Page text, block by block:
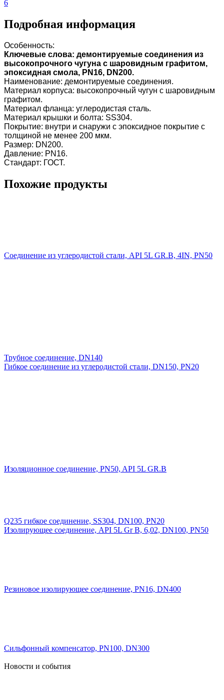
6
Подробная информация
Особенность:
Ключевые слова: демонтируемые соединения из
высокопрочного чугуна с шаровидным графитом,
эпоксидная смола, PN16, DN200.
Наименование: демонтируемые соединения.
Материал корпуса: высокопрочный чугун с шаровидным
графитом.
Материал фланца: углеродистая сталь.
Материал крышки и болта: SS304.
Покрытие: внутри и снаружи с эпоксидное покрытие с
толщиной не менее 200 мкм.
Размер: DN200.
Давление: PN16.
Стандарт: ГОСТ.
Похожие продукты
Соединение из углеродистой стали, API 5L GR.B, 4IN, PN50
Трубное соединение, DN140
Гибкое соединение из углеродистой стали, DN150, PN20
Изоляционное соединение, PN50, API 5L GR.B
Q235 гибкое соединение, SS304, DN100, PN20
Изолирующее соединение, API 5L Gr B, 6,02, DN100, PN50
Резиновое изолирующее соединение, PN16, DN400
Сильфонный компенсатор, PN100, DN300
Новости и события